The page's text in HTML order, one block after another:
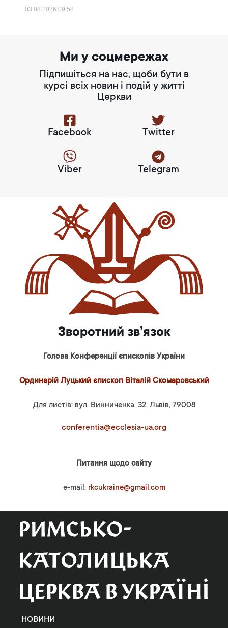
03.08.202609:58
Ми у соцмережах
Підпишіться на нас, щоби бути в
курсі всіх новин і подій у житті
Церкви
Facebook Twitter
Viber Telegram
Зворотний зв’язок
Голова Конференції єпископів України
Ординарій Луцький єпископ Віталій Скомаровський
Для листів: вул. Винниченка, 32, Львів, 79008
conferentia@ecclesia-ua.org
Питання щодо сайту
e-mail: rkcukraine@gmail.com
НОВИНИ